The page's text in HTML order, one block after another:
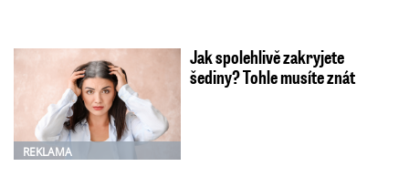
REKLAMA
Jak spolehlivě zakryjete
šediny? Tohle musíte znát